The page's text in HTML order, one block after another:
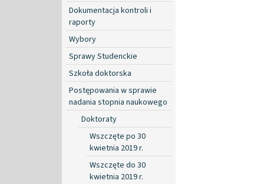
Dokumentacja kontroli i
raporty
Wybory
Sprawy Studenckie
Szkoła doktorska
Postępowania w sprawie
nadania stopnia naukowego
Doktoraty
Wszczęte po 30
kwietnia 2019 r.
Wszczęte do 30
kwietnia 2019 r.